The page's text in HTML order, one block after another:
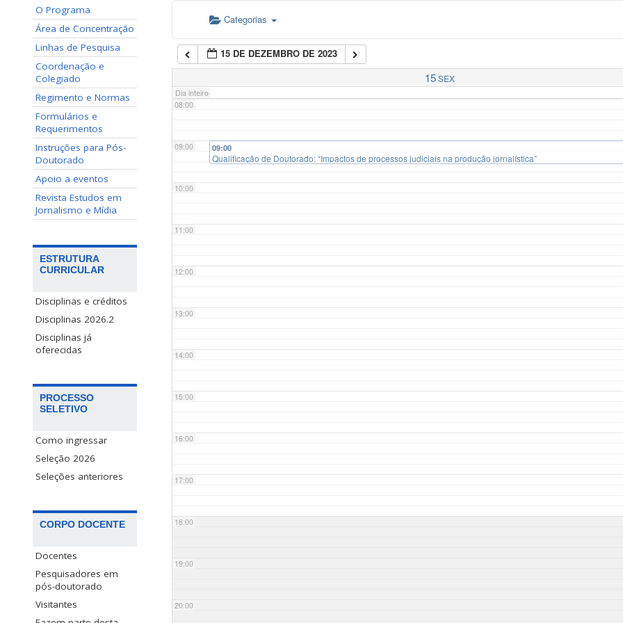
O Programa
Área de Concentração
Linhas de Pesquisa
Coordenação e
Colegiado
Regimento e Normas
Formulários e
Requerimentos
Instruções para Pós-
Doutorado
Apoio a eventos
Revista Estudos em
Jornalismo e Mídia
ESTRUTURA
CURRICULAR
Disciplinas e créditos
Disciplinas 2026.2
Disciplinas já
oferecidas
PROCESSO
SELETIVO
Como ingressar
Seleção 2026
Seleções anteriores
CORPO DOCENTE
Docentes
Pesquisadores em
pós-doutorado
Visitantes
Categorias
15 DE DEZEMBRO DE 2023
15 SEX
Dia inteiro
07:00
08:00
09:00
10:00
11:00
12:00
13:00
14:00
15:00
16:00
17:00
18:00
19:00
20:00
09:00
Qualificação de Doutorado: “Impactos de processos judiciais na produção jornalística”